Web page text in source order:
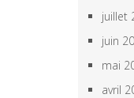
juillet
juin
mai
avril